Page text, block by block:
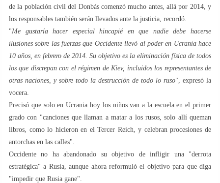
de la población civil del Donbás comenzó mucho antes, allá por 2014, y
los responsables también serán llevados ante la justicia, recordó.
"Me gustaría hacer especial hincapié en que nadie debe hacerse
ilusiones sobre las fuerzas que Occidente llevó al poder en Ucrania hace
10 años, en febrero de 2014. Su objetivo es la eliminación física de todos
los que discrepan con el régimen de Kiev, incluidos los representantes de
otras naciones, y sobre todo la destrucción de todo lo ruso", expresó la
vocera.
Precisó que solo en Ucrania hoy los niños van a la escuela en el primer
grado con "canciones que llaman a matar a los rusos, solo allí queman
libros, como lo hicieron en el Tercer Reich, y celebran procesiones de
antorchas en las calles".
Occidente no ha abandonado su objetivo de infligir una "derrota
estratégica" a Rusia, aunque ahora reformuló el objetivo para que diga
"impedir que Rusia gane".